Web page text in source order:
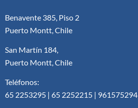
Benavente 385, Piso 2
Puerto Montt, Chile
San Martín 184,
Puerto Montt, Chile
Teléfonos:
65 2253295 | 65 2252215 | 961575294